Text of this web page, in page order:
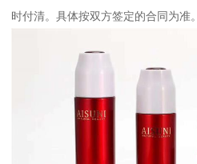
时付清。具体按双方签定的合同为准。